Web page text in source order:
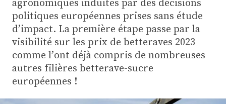
politiques européennes prises sans étude
d’impact. La première étape passe par la
visibilité sur les prix de betteraves 2023
comme l’ont déjà compris de nombreuses
autres filières betterave-sucre
européennes !